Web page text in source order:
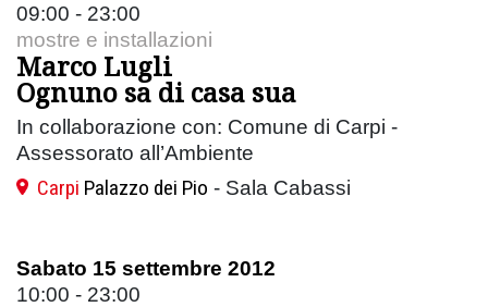
09:00 - 23:00
mostre e installazioni
Marco Lugli
Ognuno sa di casa sua
In collaborazione con: Comune di Carpi -
Assessorato all’Ambiente
Carpi Palazzo dei Pio - Sala Cabassi
Sabato 15 settembre 2012
10:00 - 23:00